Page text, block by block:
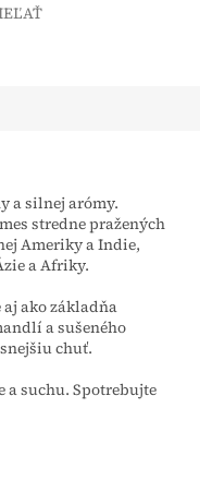
a silnej arómy.
stredne pražených
Ameriky a Indie,
a Afriky.
aj ako základňa
a sušeného
chuť.
a suchu. Spotrebujte